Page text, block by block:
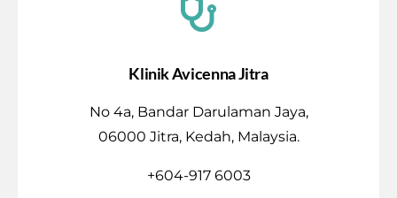
Klinik Avicenna Jitra
No 4a, Bandar Darulaman Jaya,
06000 Jitra, Kedah, Malaysia.
+604-917 6003